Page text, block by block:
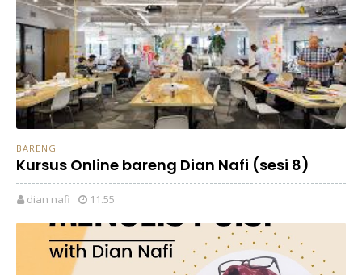
BARENG
Kursus Online bareng Dian Nafi (sesi 8)
dian nafi 11.55